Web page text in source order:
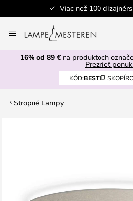
Viac než 100
to
Content
16% od 89 € na produktoch
Prezrieť
KÓD:BEST
Stropné Lampy